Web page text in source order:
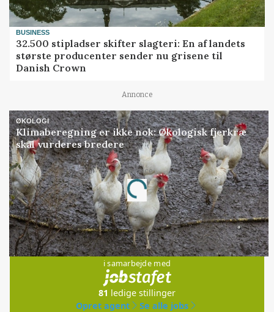
BUSINESS
32.500 stipladser skifter slagteri: En af landets
største producenter sender nu grisene til
Danish Crown
Annonce
ØKOLOGI
Klimaberegning er ikke nok: Økologisk fjerkræ
skal vurderes bredere
Annonce
Loading...
Jobs
i samarbejde med
81 ledige stillinger
Opret agent
Se alle jobs